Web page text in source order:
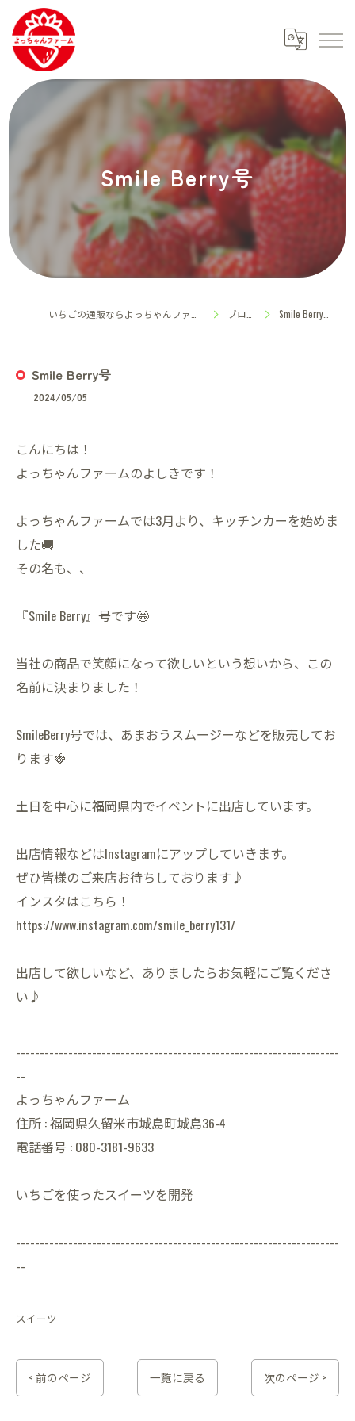
Smile Berry号
ブログ Smile Berry号
Smile Berry号
2024/05/05
こんにちは！
よっちゃんファームのよしきです！
よっちゃんファームでは3月より、キッチンカーを始めま
した🚚
その名も、、
『Smile Berry』号です🤩
当社の商品で笑顔になって欲しいという想いから、この
名前に決まりました！
SmileBerry号では、あまおうスムージーなどを販売してお
ります🍓
土日を中心に福岡県内でイベントに出店しています。
出店情報などはInstagramにアップしていきます。
ぜひ皆様のご来店お待ちしております♪
インスタはこちら！
https://www.instagram.com/smile_berry131/
出店して欲しいなど、ありましたらお気軽にご覧くださ
い♪
--------------------------------------------------------------------
--
よっちゃんファーム
住所 : 福岡県久留米市城島町城島36-4
電話番号 : 080-3181-9633
いちごを使ったスイーツを開発
--------------------------------------------------------------------
--
スイーツ
< 前のページ 一覧に戻る 次のページ >